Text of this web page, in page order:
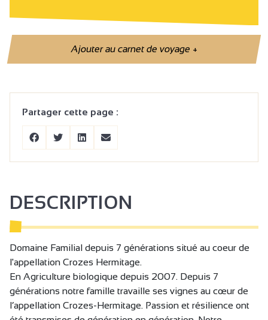
Ajouter au carnet de voyage+
Partager cette page :
DESCRIPTION
Domaine Familial depuis 7 générations situé au coeur de
l'appellation Crozes Hermitage.
En Agriculture biologique depuis 2007. Depuis 7
générations notre famille travaille ses vignes au cœur de
l’appellation Crozes-Hermitage. Passion et résilience ont